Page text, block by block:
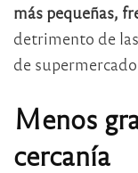
más pequeñas,
detrimento de
de
Menos
cercanía